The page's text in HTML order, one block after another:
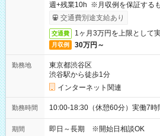
週+残業10h ※月収例を保証する
受取りサービス利用可（利用条件
交通費別途支給あり
交通費 1ヶ月3万円を上限として
月収例 30万円～
勤務地
東京都渋谷区
渋谷駅から徒歩1分
インターネット関連
勤務時間 10:00-18:30（休憩60分）実働7時
期間 即日～長期 ※開始日相談OK